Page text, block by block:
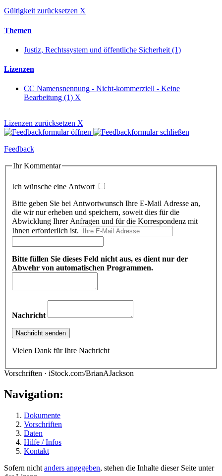
Gültigkeit zurücksetzen X
Themen
Justiz, Rechtssystem und öffentliche Sicherheit (1)
Lizenzen
CC Namensnennung - Nicht-kommerziell - Keine
Bearbeitung (1) X
Lizenzen zurücksetzen X
Feedback
Ihr Kommentar
Ich wünsche eine Antwort
Bitte geben Sie bei Antwortwunsch Ihre E-Mail Adresse an,
die wir nur erheben und speichern, soweit dies für die
Abwicklung Ihrer Anfragen und für die Korrespondenz mit
Ihnen erforderlich ist.
Bitte füllen Sie dieses Feld nicht aus, es dient nur der
Abwehr von automatischen Programmen.
Nachricht
Vielen Dank für Ihre Nachricht
Vorschriften · iStock.com/BrianAJackson
Navigation:
Dokumente
Vorschriften
Daten
Hilfe / Infos
Kontakt
Sofern nicht anders angegeben, stehen die Inhalte dieser Seite unter